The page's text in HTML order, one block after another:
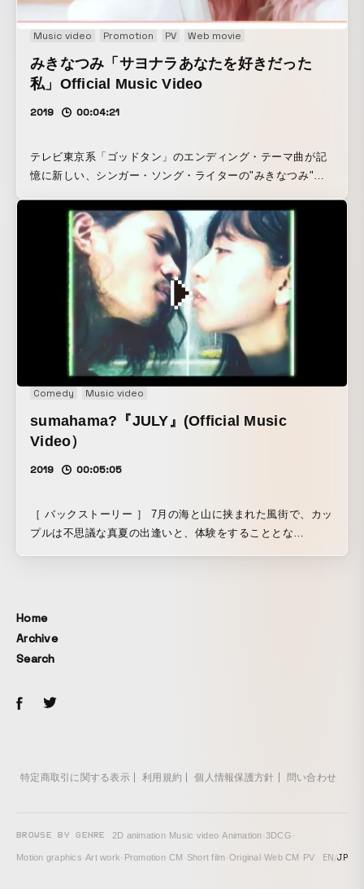
Music video Promotion PV Web movie
みきなつみ「サヨナラあなたを好きだった
私」Official Music Video
2019 00:04:21
テレビ東京系「ゴッドタン」のエンディング・テーマ曲が記
憶に新しい、シンガー・ソング・ライターの"みきなつみ"さ
cocoon nutsよりニュー・リリース。 それに先がけ、10月16
日に先行シングルの、『サヨナラあなたを好きだった私』が
リリースされ、そのMVの監督／編集をOTAMIRAMSの白玖
が担当。 tvk（テレビ神奈川）「音楽缶」の10月の番組オー
プニング・テーマ曲と、第一興商（カラオケ）とのタイアッ
Comedy Music video
sumahama?『JULY』(Official Music
Video）
2019 00:05:05
［ バックストーリー ］ 7月の海と山に挟まれた風街で、カッ
プルは不思議な真夏の出逢いと、体験をすることとな
手 法 ］ 贅沢なロケーションにも関わらず、30年前に発売さ
れたSONY製のキャメラで撮影し切りました。
Home
Archive
Search
特定商取引に関する表示 利用規約 個人情報保護方針 問い合わせ
BROWSE BY GENRE 2D animation· Music video·Animation·3DCG·
Motion graphics·Art work· Promotion·CM · Short film·Original·Web CM · PV EN/JP